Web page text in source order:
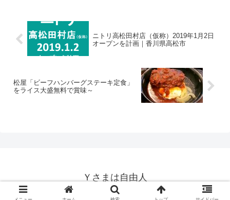
ニトリ高松田村店（仮称）2019年1月2日
オープンを計画｜香川県高松市
松屋「ビーフハンバーグステーキ定食」
をライス大盛無料で賞味～
Ｙさまは自由人
© 2014-2026 Ｙさまは自由人.